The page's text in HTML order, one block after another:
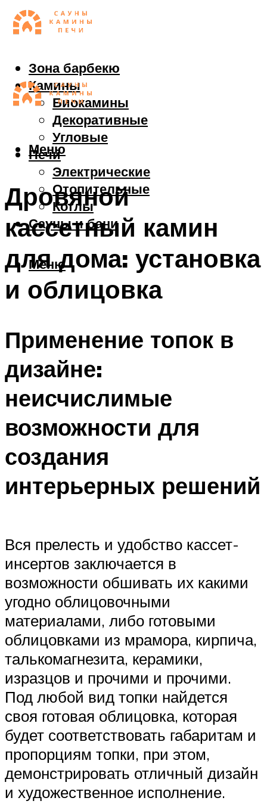
Зона барбекю
Камины
Биокамины
Декоративные
Угловые
Печи
Электрические
Отопительные
Котлы
Сауны и бани
Меню
Меню
Дровяной
кассетный камин
для дома: установка
и облицовка
Применение топок в
дизайне:
неисчислимые
возможности для
создания
интерьерных решений
Вся прелесть и удобство кассет-
инсертов заключается в
возможности обшивать их какими
угодно облицовочными
материалами, либо готовыми
облицовками из мрамора, кирпича,
талькомагнезита, керамики,
изразцов и прочими и прочими.
Под любой вид топки найдется
своя готовая облицовка, которая
будет соответствовать габаритам и
пропорциям топки, при этом,
демонстрировать отличный дизайн
и художественное исполнение.